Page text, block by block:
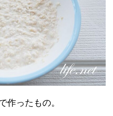
作ったもの。